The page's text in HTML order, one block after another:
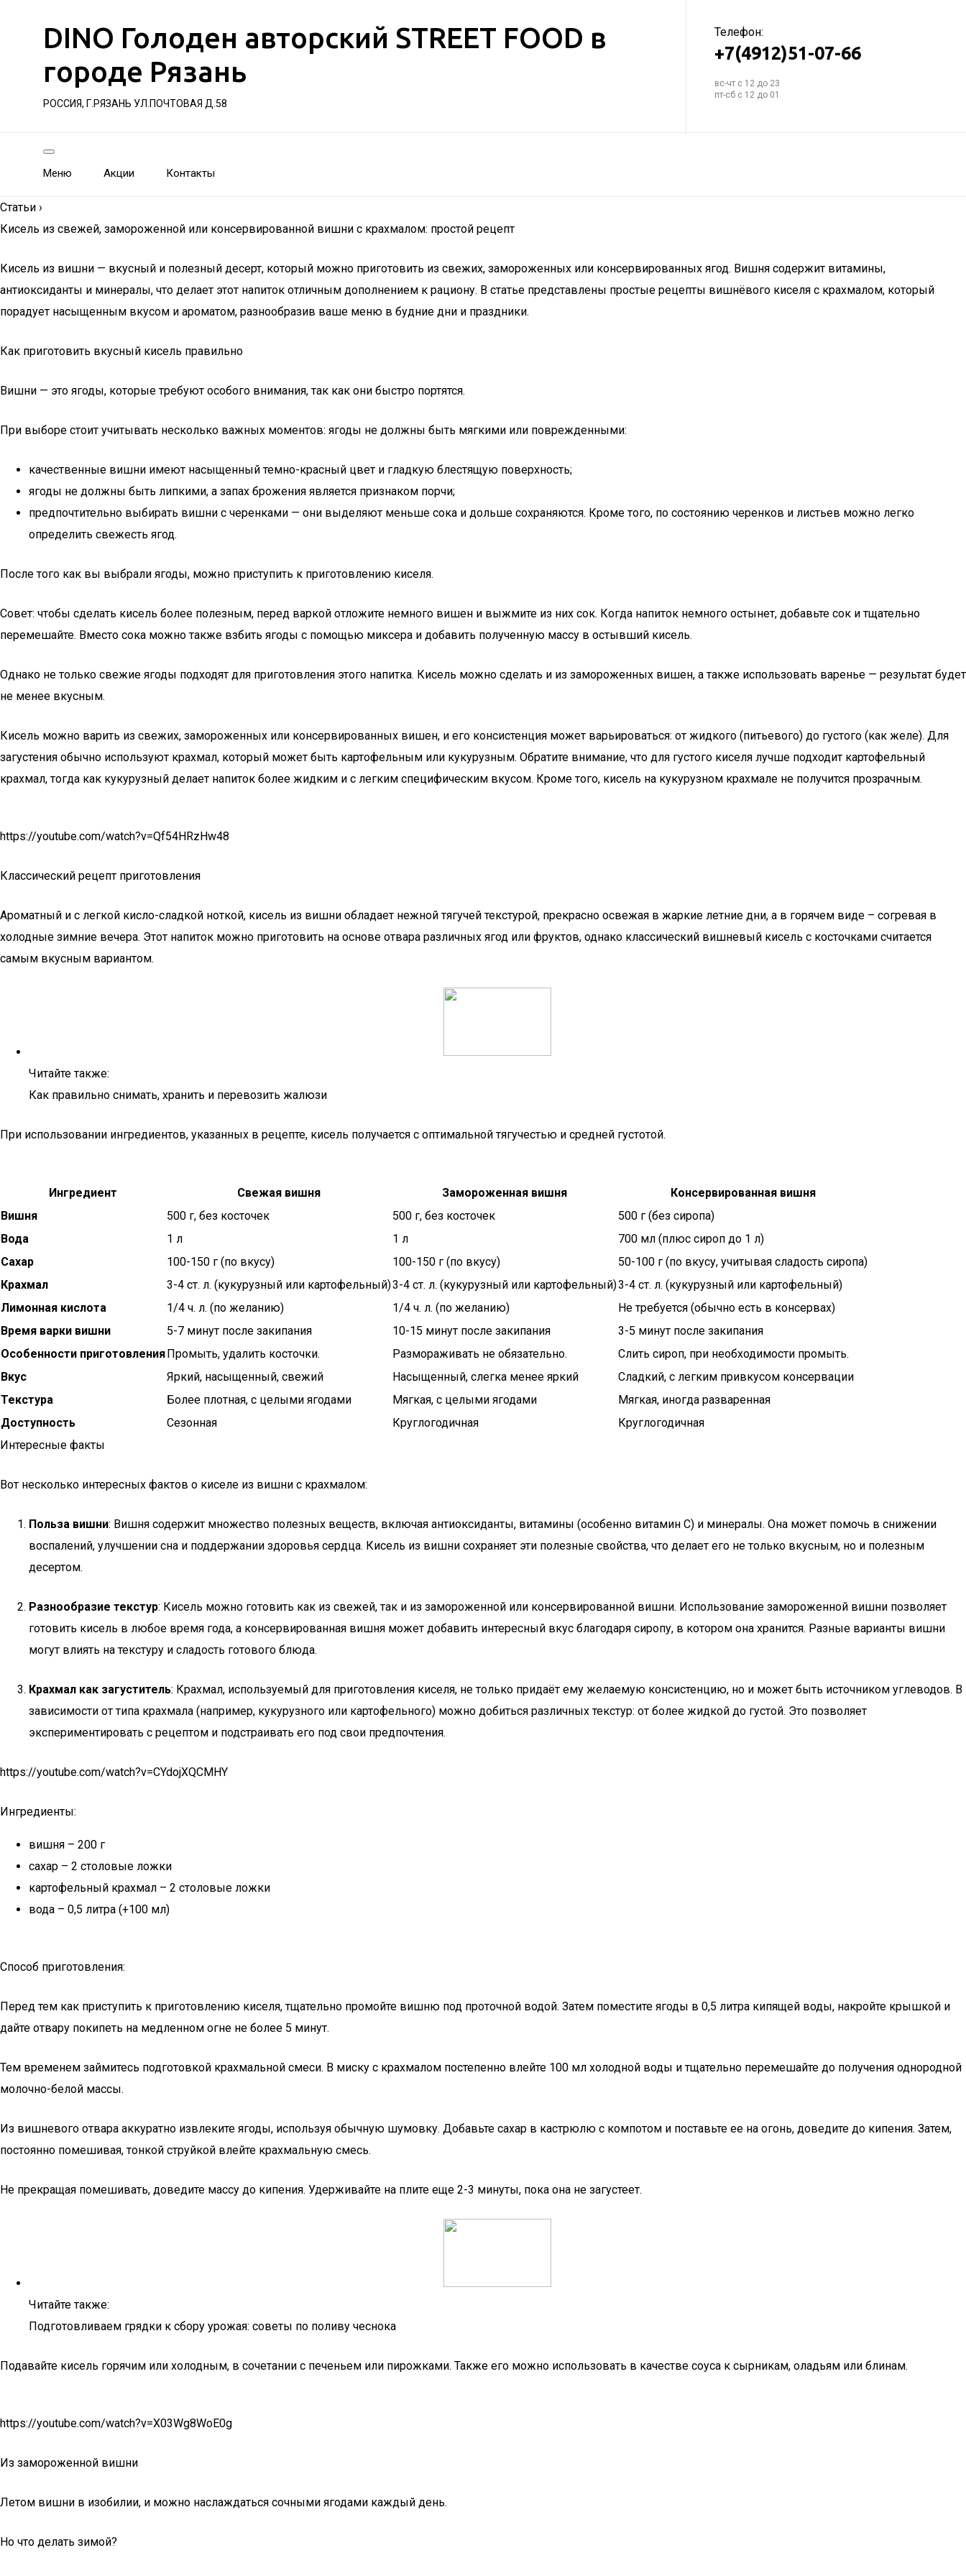
DINO Голоден авторский STREET FOOD в
городе Рязань
РОССИЯ, Г.РЯЗАНЬ УЛ.ПОЧТОВАЯ Д.58
Телефон:
+7(4912)51-07-66
вс-чт с 12 до 23
пт-сб с 12 до 01
Меню Акции Контакты
Статьи ›
Кисель из свежей, замороженной или консервированной вишни с крахмалом: простой рецепт
Кисель из вишни — вкусный и полезный десерт, который можно приготовить из свежих, замороженных или консервированных ягод. Вишня содержит витамины,
антиоксиданты и минералы, что делает этот напиток отличным дополнением к рациону. В статье представлены простые рецепты вишнёвого киселя с крахмалом, который
порадует насыщенным вкусом и ароматом, разнообразив ваше меню в будние дни и праздники.
Как приготовить вкусный кисель правильно
Вишни — это ягоды, которые требуют особого внимания, так как они быстро портятся.
При выборе стоит учитывать несколько важных моментов: ягоды не должны быть мягкими или поврежденными:
качественные вишни имеют насыщенный темно-красный цвет и гладкую блестящую поверхность;
ягоды не должны быть липкими, а запах брожения является признаком порчи;
предпочтительно выбирать вишни с черенками — они выделяют меньше сока и дольше сохраняются. Кроме того, по состоянию черенков и листьев можно легко
определить свежесть ягод.
После того как вы выбрали ягоды, можно приступить к приготовлению киселя.
Совет: чтобы сделать кисель более полезным, перед варкой отложите немного вишен и выжмите из них сок. Когда напиток немного остынет, добавьте сок и тщательно
перемешайте. Вместо сока можно также взбить ягоды с помощью миксера и добавить полученную массу в остывший кисель.
Однако не только свежие ягоды подходят для приготовления этого напитка. Кисель можно сделать и из замороженных вишен, а также использовать варенье — результат будет
не менее вкусным.
Кисель можно варить из свежих, замороженных или консервированных вишен, и его консистенция может варьироваться: от жидкого (питьевого) до густого (как желе). Для
загустения обычно используют крахмал, который может быть картофельным или кукурузным. Обратите внимание, что для густого киселя лучше подходит картофельный
крахмал, тогда как кукурузный делает напиток более жидким и с легким специфическим вкусом. Кроме того, кисель на кукурузном крахмале не получится прозрачным.
https://youtube.com/watch?v=Qf54HRzHw48
Классический рецепт приготовления
Ароматный и с легкой кисло-сладкой ноткой, кисель из вишни обладает нежной тягучей текстурой, прекрасно освежая в жаркие летние дни, а в горячем виде – согревая в
холодные зимние вечера. Этот напиток можно приготовить на основе отвара различных ягод или фруктов, однако классический вишневый кисель с косточками считается
самым вкусным вариантом.
Читайте также:
Как правильно снимать, хранить и перевозить жалюзи
При использовании ингредиентов, указанных в рецепте, кисель получается с оптимальной тягучестью и средней густотой.
Ингредиент Свежая вишня Замороженная вишня
Консервированная вишня
Вишня
500 г, без косточек 500 г, без косточек
500 г (без сиропа)
Вода
1 л 1 л
700 мл (плюс сироп до 1 л)
Сахар
100-150 г (по вкусу) 100-150 г (по вкусу)
50-100 г (по вкусу, учитывая сладость сиропа)
Крахмал
3-4 ст. л. (кукурузный или картофельный)3-4 ст. л. (кукурузный или картофельный)3-4 ст. л. (кукурузный или картофельный)
Лимонная кислота
1/4 ч. л. (по желанию) 1/4 ч. л. (по желанию)
Не требуется (обычно есть в консервах)
Время варки вишни
5-7 минут после закипания 10-15 минут после закипания
3-5 минут после закипания
Особенности приготовленияПромыть, удалить косточки. Размораживать не обязательно.
Слить сироп, при необходимости промыть.
Вкус
Яркий, насыщенный, свежий Насыщенный, слегка менее яркий
Сладкий, с легким привкусом консервации
Текстура
Более плотная, с целыми ягодами Мягкая, с целыми ягодами
Мягкая, иногда разваренная
Доступность
Сезонная Круглогодичная
Круглогодичная
Интересные факты
Вот несколько интересных фактов о киселе из вишни с крахмалом:
Польза вишни: Вишня содержит множество полезных веществ, включая антиоксиданты, витамины (особенно витамин C) и минералы. Она может помочь в снижении
воспалений, улучшении сна и поддержании здоровья сердца. Кисель из вишни сохраняет эти полезные свойства, что делает его не только вкусным, но и полезным
десертом.
Разнообразие текстур: Кисель можно готовить как из свежей, так и из замороженной или консервированной вишни. Использование замороженной вишни позволяет
готовить кисель в любое время года, а консервированная вишня может добавить интересный вкус благодаря сиропу, в котором она хранится. Разные варианты вишни
могут влиять на текстуру и сладость готового блюда.
Крахмал как загуститель: Крахмал, используемый для приготовления киселя, не только придаёт ему желаемую консистенцию, но и может быть источником углеводов. В
зависимости от типа крахмала (например, кукурузного или картофельного) можно добиться различных текстур: от более жидкой до густой. Это позволяет
экспериментировать с рецептом и подстраивать его под свои предпочтения.
https://youtube.com/watch?v=CYdojXQCMHY
Ингредиенты:
вишня – 200 г
сахар – 2 столовые ложки
картофельный крахмал – 2 столовые ложки
вода – 0,5 литра (+100 мл)
Способ приготовления:
Перед тем как приступить к приготовлению киселя, тщательно промойте вишню под проточной водой. Затем поместите ягоды в 0,5 литра кипящей воды, накройте крышкой и
дайте отвару покипеть на медленном огне не более 5 минут.
Тем временем займитесь подготовкой крахмальной смеси. В миску с крахмалом постепенно влейте 100 мл холодной воды и тщательно перемешайте до получения однородной
молочно-белой массы.
Из вишневого отвара аккуратно извлеките ягоды, используя обычную шумовку. Добавьте сахар в кастрюлю с компотом и поставьте ее на огонь, доведите до кипения. Затем,
постоянно помешивая, тонкой струйкой влейте крахмальную смесь.
Не прекращая помешивать, доведите массу до кипения. Удерживайте на плите еще 2-3 минуты, пока она не загустеет.
Читайте также:
Подготовливаем грядки к сбору урожая: советы по поливу чеснока
Подавайте кисель горячим или холодным, в сочетании с печеньем или пирожками. Также его можно использовать в качестве соуса к сырникам, оладьям или блинам.
https://youtube.com/watch?v=X03Wg8WoE0g
Из замороженной вишни
Летом вишни в изобилии, и можно наслаждаться сочными ягодами каждый день.
Но что делать зимой?